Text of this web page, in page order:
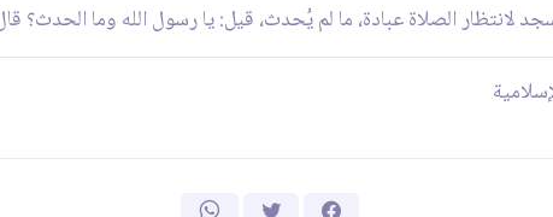
لانتظار الصلاة عبادة، ما لم يُحدث، قيل: يا رسول الله وما الحدث؟